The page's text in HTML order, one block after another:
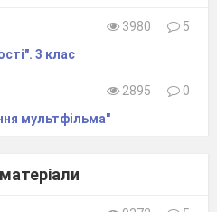
3980
5
3 клас
2895
0
мультфільма"